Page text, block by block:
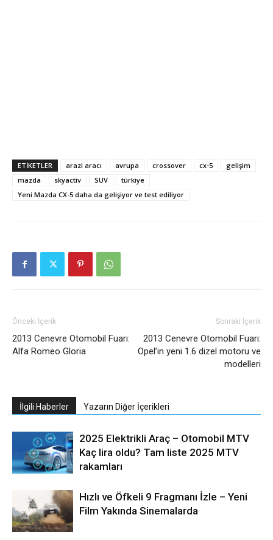
ETIKETLER arazi aracı avrupa crossover cx-5
gelişim
mazda
skyactiv SUV
türkiye
Yeni Mazda CX-5 daha da gelişiyor ve test ediliyor
Önceki İçerik
2013 Cenevre Otomobil Fuarı:
Alfa Romeo Gloria
Sonraki İçerik
2013 Cenevre Otomobil Fuarı:
Opel’in yeni 1.6 dizel motoru ve
modelleri
İlgili Haberler Yazarın Diğer İçerikleri
2025 Elektrikli Araç – Otomobil MTV
Kaç lira oldu? Tam liste 2025 MTV
rakamları
Hızlı ve Öfkeli 9 Fragmanı İzle – Yeni
Film Yakında Sinemalarda